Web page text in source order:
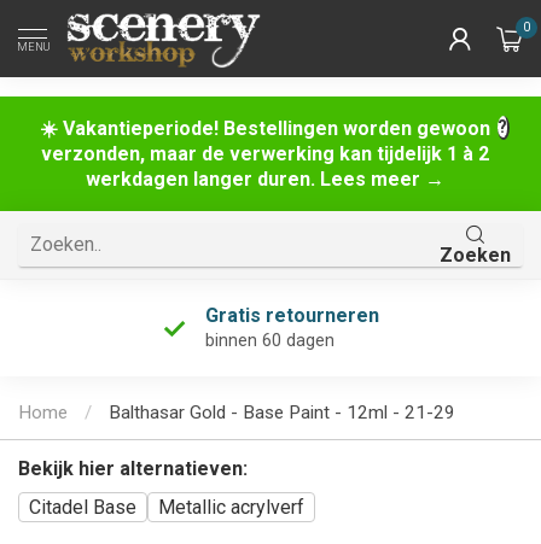
☀️ Vakantieperiode! Bestellingen worden gewoon
verzonden, maar de verwerking kan tijdelijk 1 à 2
werkdagen langer duren. Lees meer →
MENU
0
Zoeken
Gratis retourneren
binnen 60 dagen
Home / Balthasar Gold - Base Paint - 12ml - 21-29
Bekijk hier alternatieven:
Citadel Base
Metallic acrylverf